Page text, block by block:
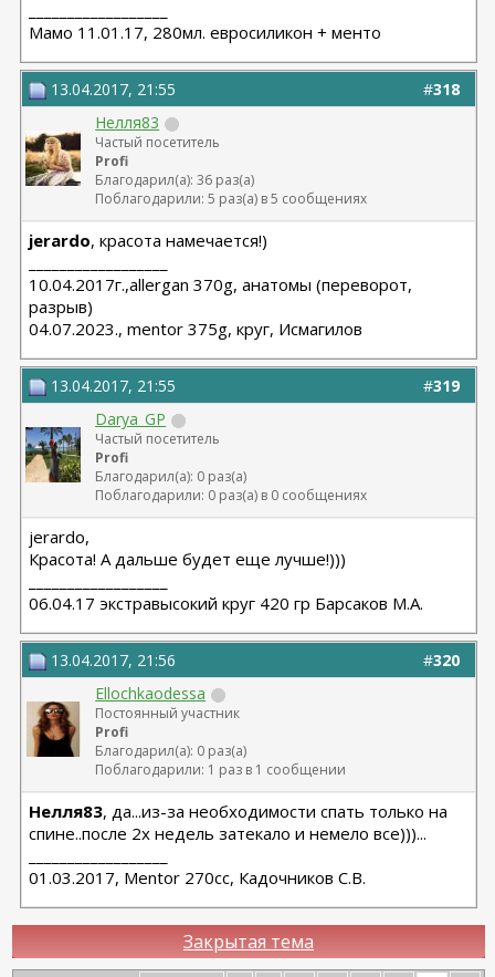
Мамо 11.01.17, 280мл. евросиликон + менто
#318
13.04.2017, 21:55
Нелля83
Частый посетитель
Profi
Благодарил(а): 36 раз(а)
Поблагодарили: 5 раз(а) в 5 сообщениях
jerardo, красота намечается!)
10.04.2017г.,allergan 370g, анатомы (переворот,
разрыв)
04.07.2023., mentor 375g, круг, Исмагилов
#319
13.04.2017, 21:55
Darya_GP
Частый посетитель
Profi
Благодарил(а): 0 раз(а)
Поблагодарили: 0 раз(а) в 0 сообщениях
jerardo,
Красота! А дальше будет еще лучше!)))
06.04.17 экстравысокий круг 420 гр Барсаков М.А.
#320
13.04.2017, 21:56
Ellochkaodessa
Постоянный участник
Profi
Благодарил(а): 0 раз(а)
Поблагодарили: 1 раз в 1 сообщении
Нелля83, да...из-за необходимости спать только на
спине..после 2х недель затекало и немело все)))...
01.03.2017, Mentor 270cc, Кадочников С.В.
Закрытая тема